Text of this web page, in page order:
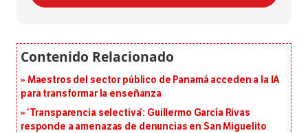
Maestros del sector público de Panamá acceden a la IA
para transformar la enseñanza
‘Transparencia selectiva’: Guillermo García Rivas
responde a amenazas de denuncias en San Miguelito